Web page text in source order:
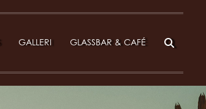
GALLERI GLASSBAR & CAFÉ